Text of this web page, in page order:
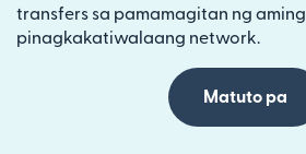
transfers sa pamamagitan ng aming
pinagkakatiwalaang network.
Matuto pa